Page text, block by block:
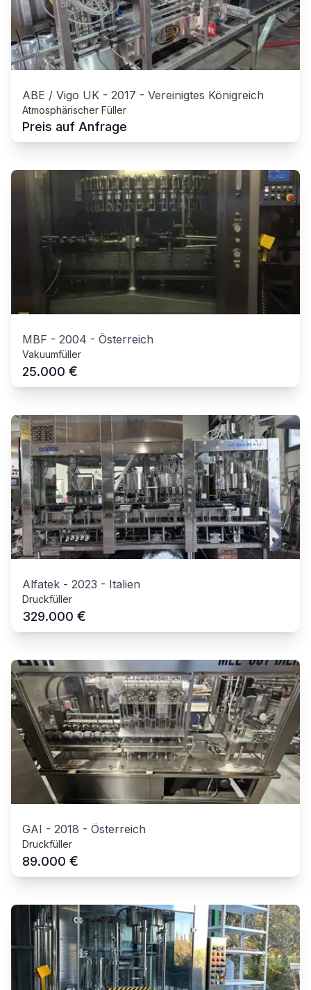
ABE / Vigo UK - 2017 - Vereinigtes Königreich
Atmosphärischer Füller
Preis auf Anfrage
MBF - 2004 - Österreich
Vakuumfüller
25.000 €
Alfatek - 2023 - Italien
Druckfüller
329.000 €
GAI - 2018 - Österreich
Druckfüller
89.000 €